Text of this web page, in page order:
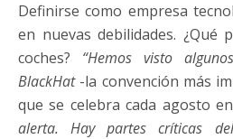
Definirse como empresa
en nuevas debilidades. ¿Qué
coches? “Hemos visto
BlackHat-la convención más
que se celebra cada agosto
alerta. Hay partes críticas